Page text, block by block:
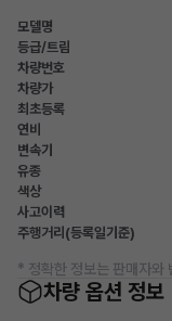
모델명
등급/트림
차량번호
차량가
최초등록
연비
변속기
유종
색상
사고이력
주행거리(등록일기준)
* 정확한 정보는 판매자와
차량 옵션 정보